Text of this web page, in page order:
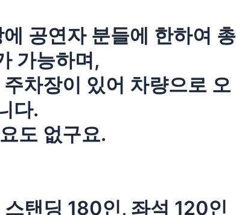
공연자 분들에 한하여 총
가능하며,
차장이 있어 차량으로 오
다.
도 없구요.
탠딩 180인, 좌석 120인